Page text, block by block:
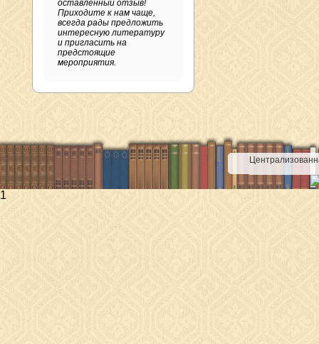
оставленный отзыв!
Приходите к нам чаще,
всегда рады предложить
интересную литературу
и пригласить на
предстоящие
мероприятия.
1